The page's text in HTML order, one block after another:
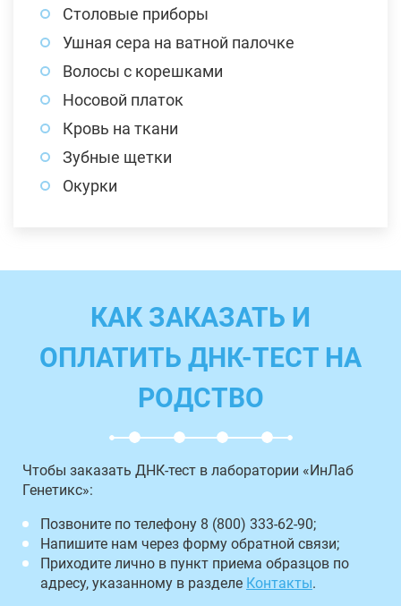
Столовые приборы
Ушная сера на ватной палочке
Волосы с корешками
Носовой платок
Кровь на ткани
Зубные щетки
Окурки
КАК ЗАКАЗАТЬ И
ОПЛАТИТЬ ДНК-ТЕСТ НА
РОДСТВО
Чтобы заказать ДНК-тест в лаборатории «ИнЛаб
Генетикс»:
Позвоните по телефону 8 (800) 333-62-90;
Напишите нам через форму обратной связи;
Приходите лично в пункт приема образцов по
адресу, указанному в разделе Контакты.